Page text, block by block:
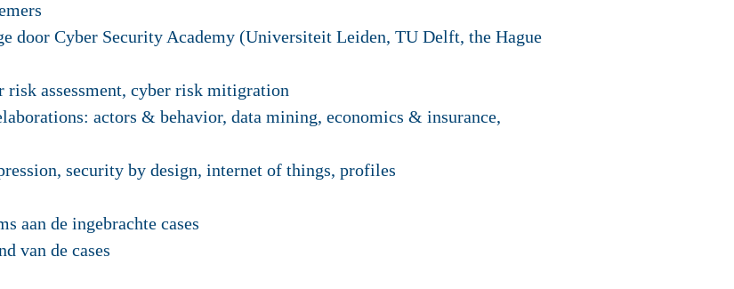
door Cyber Security Academy (Universiteit Leiden, TU Delft, the Hague
risk assessment, cyber risk mitigration
actors & behavior, data mining, economics & insurance,
security by design, internet of things, profiles
aan de ingebrachte cases
van de cases